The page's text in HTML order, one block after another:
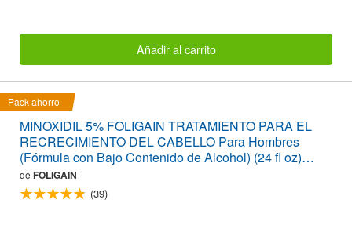
Añadir al carrito
Pack ahorro
MINOXIDIL 5% FOLIGAIN TRATAMIENTO PARA EL
RECRECIMIENTO DEL CABELLO Para Hombres
(Fórmula con Bajo Contenido de Alcohol) (24 fl oz)
720ml Suministro para 12 Meses
de FOLIGAIN
(39)